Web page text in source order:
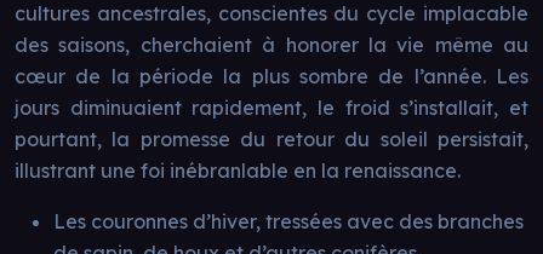
cultures ancestrales, conscientes du cycle implacable
des saisons, cherchaient à honorer la vie même au
cœur de la période la plus sombre de l’année. Les
jours diminuaient rapidement, le froid s’installait, et
pourtant, la promesse du retour du soleil persistait,
illustrant une foi inébranlable en la renaissance.
Les couronnes d’hiver, tressées avec des branches